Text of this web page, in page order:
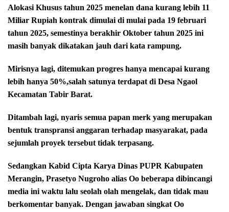
Alokasi Khusus tahun 2025 menelan dana kurang lebih 11
Miliar Rupiah kontrak dimulai di mulai pada 19 februari
tahun 2025, semestinya berakhir Oktober tahun 2025 ini
masih banyak dikatakan jauh dari kata rampung.
Mirisnya lagi, ditemukan progres hanya mencapai kurang
lebih hanya 50%,salah satunya terdapat di Desa Ngaol
Kecamatan Tabir Barat.
Ditambah lagi, nyaris semua papan merk yang merupakan
bentuk transpransi anggaran terhadap masyarakat, pada
sejumlah proyek tersebut tidak terpasang.
Sedangkan Kabid Cipta Karya Dinas PUPR Kabupaten
Merangin, Prasetyo Nugroho alias Oo beberapa dibincangi
media ini waktu lalu seolah olah mengelak, dan tidak mau
berkomentar banyak. Dengan jawaban singkat Oo